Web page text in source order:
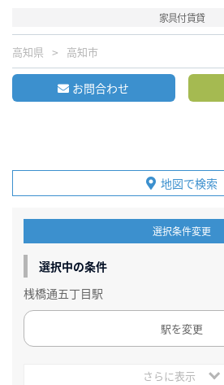
家具付賃貸
高知県 高知市
お問合わせ
地図で検索
選択条件変更
選択中の条件
桟橋通五丁目駅
駅を変更
さらに表示